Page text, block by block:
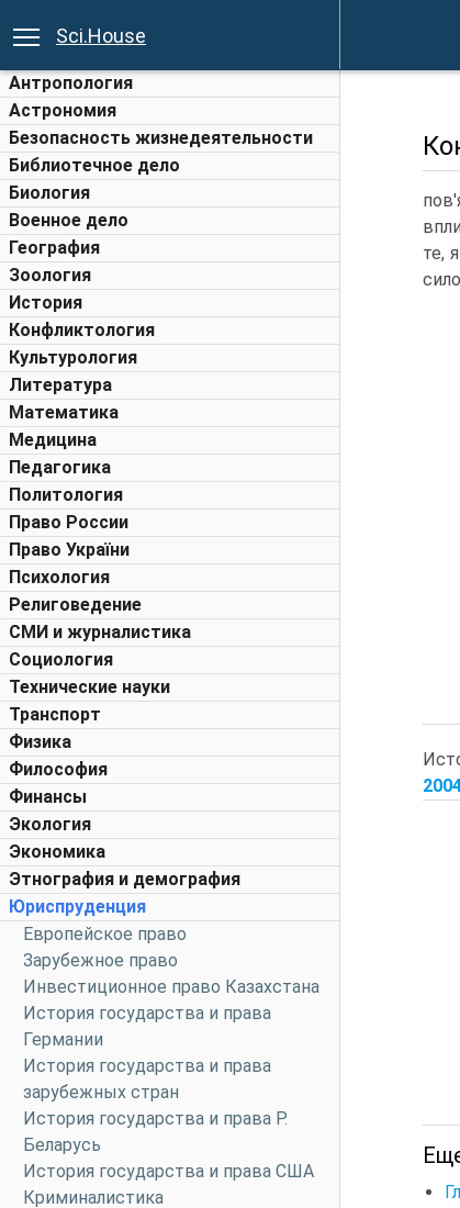
Sci.House
Антропология
Астрономия
Безопасность жизнедеятельности
Библиотечное дело
Биология
Военное дело
География
Зоология
История
Конфликтология
Культурология
Литература
Математика
Медицина
Педагогика
Политология
Право России
Право України
Психология
Религоведение
СМИ и журналистика
Социология
Технические науки
Транспорт
Физика
Философия
Финансы
Экология
Экономика
Этнография и демография
Юриспруденция
Европейское право
Зарубежное право
Инвестиционное право Казахстана
История государства и права
Германии
История государства и права
зарубежных стран
История государства и права Р.
Беларусь
История государства и права США
Криминалистика
те,